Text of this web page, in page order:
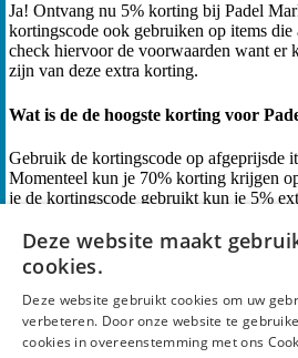
Ja! Ontvang nu 5% korting bij Padel
kortingscode ook gebruiken op items
check hiervoor de voorwaarden want er
zijn van deze extra korting.
Wat is de de hoogste korting voor
Gebruik de kortingscode op afgeprijsde
Momenteel kun je 70% korting krijgen
je de kortingscode gebruikt kun je 5%
gelden.
Je bestelt bij Padelmarket uit de outlet/
Je vindt paddels, ballen, tassen en
Deze website maakt
cookies.
Deze website gebruikt cookies om uw
verbeteren. Door onze website te
cookies in overeenstemming met ons